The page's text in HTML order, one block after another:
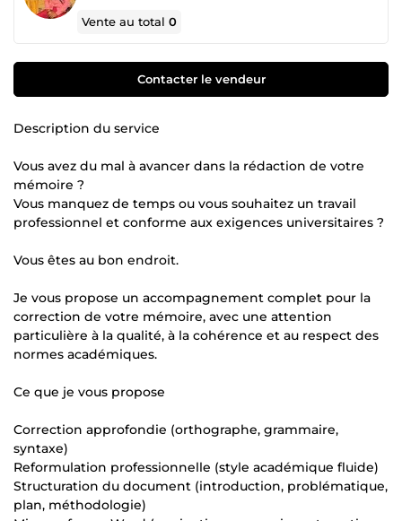
Vente au total0
Contacter le vendeur
Description du service
Vous avez du mal à avancer dans la rédaction de votre
mémoire ?
Vous manquez de temps ou vous souhaitez un travail
professionnel et conforme aux exigences universitaires ?
Vous êtes au bon endroit.
Je vous propose un accompagnement complet pour la
correction de votre mémoire, avec une attention
particulière à la qualité, à la cohérence et au respect des
normes académiques.
Ce que je vous propose
Correction approfondie (orthographe, grammaire,
syntaxe)
Reformulation professionnelle (style académique fluide)
Structuration du document (introduction, problématique,
plan, méthodologie)